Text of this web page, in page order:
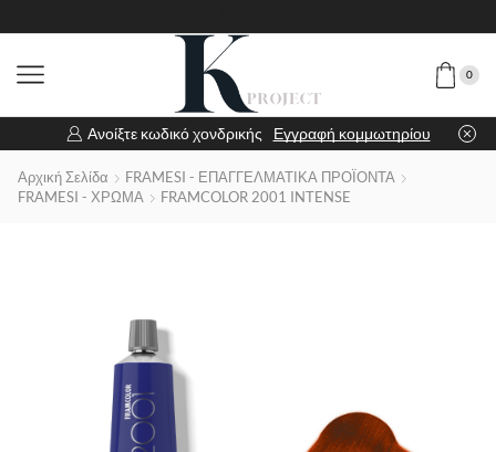
0
Ανοίξτε κωδικό χονδρικής Εγγραφή κομμωτηρίου
Αρχική Σελίδα
FRAMESI - ΕΠΑΓΓΕΛΜΑΤΙΚΑ ΠΡΟΪΟΝΤΑ
FRAMESI - ΧΡΩΜΑ
FRAMCOLOR 2001 INTENSE